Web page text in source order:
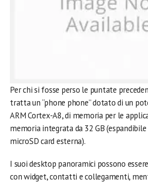
Per chi si fosse perso le puntate
tratta un “phone phone” dotato di un
ARM Cortex-A8, di memoria per le
memoria integrata da 32 GB (espandibile
microSD card esterna).
I suoi desktop panoramici possono
con widget, contatti e collegamenti,